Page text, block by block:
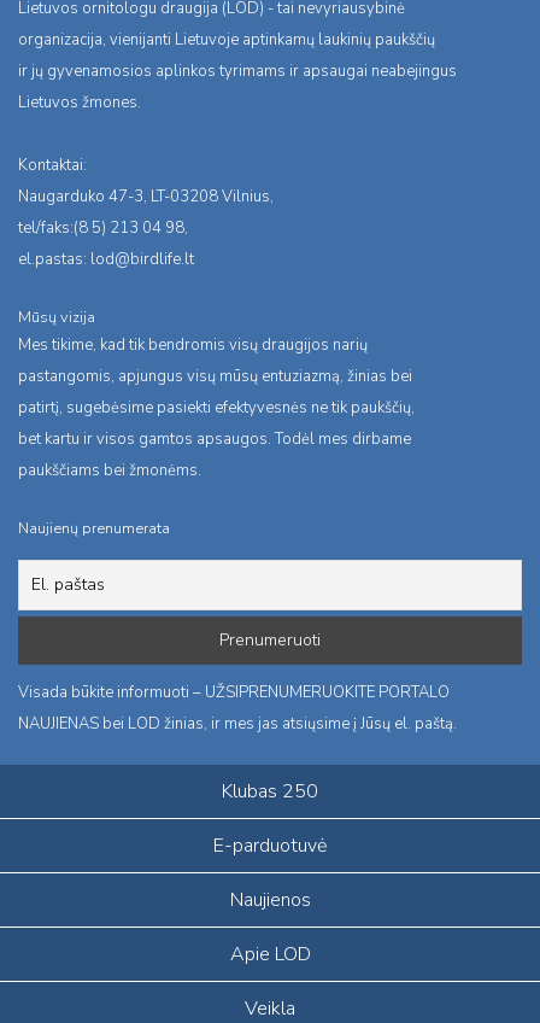
Lietuvos ornitologu draugija (LOD) - tai nevyriausybinė
organizacija, vienijanti Lietuvoje aptinkamų laukinių paukščių
ir jų gyvenamosios aplinkos tyrimams ir apsaugai neabejingus
Lietuvos žmones.
Kontaktai:
Naugarduko 47-3, LT-03208 Vilnius,
tel/faks:(8 5) 213 04 98,
el.pastas: lod@birdlife.lt
Mūsų vizija
Mes tikime, kad tik bendromis visų draugijos narių
pastangomis, apjungus visų mūsų entuziazmą, žinias bei
patirtį, sugebėsime pasiekti efektyvesnės ne tik paukščių,
bet kartu ir visos gamtos apsaugos. Todėl mes dirbame
paukščiams bei žmonėms.
Naujienų prenumerata
Visada būkite informuoti – UŽSIPRENUMERUOKITE PORTALO
NAUJIENAS bei LOD žinias, ir mes jas atsiųsime į Jūsų el. paštą.
Klubas 250
E-parduotuvė
Naujienos
Apie LOD
Veikla